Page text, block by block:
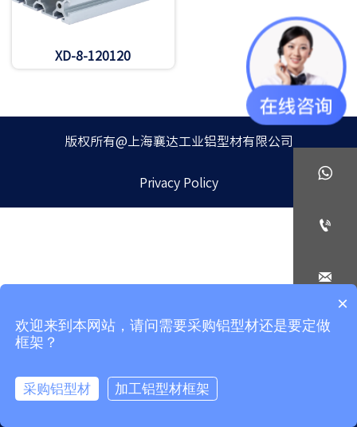
XD-8-120120
版权所有@上海襄达工业铝型材有限公司
Privacy Policy
 




×
欢迎来到本网站，请问需要采购铝型材还是要定做
框架？
采购铝型材 加工铝型材框架